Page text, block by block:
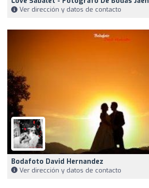
Ver dirección y datos de contacto
Bodafoto David Hernandez
Ver dirección y datos de contacto